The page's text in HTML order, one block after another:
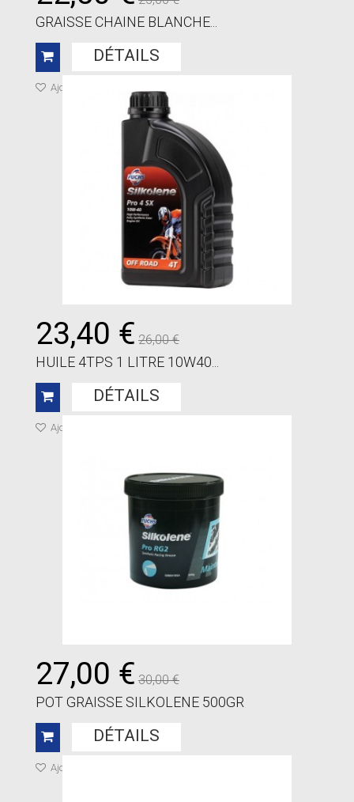
GRAISSE CHAINE BLANCHE...
DÉTAILS
Ajouter à ma liste de cadeaux
23,40 € 26,00 €
HUILE 4TPS 1 LITRE 10W40...
DÉTAILS
Ajouter à ma liste de cadeaux
27,00 € 30,00 €
POT GRAISSE SILKOLENE 500GR
DÉTAILS
Ajouter à ma liste de cadeaux